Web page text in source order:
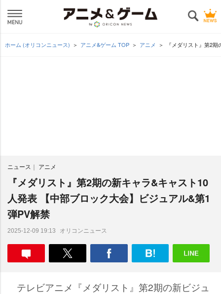
ホーム (オリコンニュース) アニメ&ゲーム TOP アニメ 『メダリスト』第2
ニュース アニメ
『メダリスト』第2期の新キャラ&キャスト10
人発表 【中部ブロック大会】ビジュアル&第1
弾PV解禁
2025-12-09 19:13 オリコンニュース
テレビアニメ『メダリスト』第2期の新ビジュ